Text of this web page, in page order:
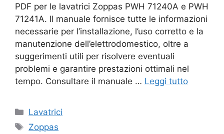
PDF per le lavatrici Zoppas PWH 71240A e PWH
71241A. Il manuale fornisce tutte le informazioni
necessarie per l’installazione, l’uso corretto e la
manutenzione dell’elettrodomestico, oltre a
suggerimenti utili per risolvere eventuali
problemi e garantire prestazioni ottimali nel
tempo. Consultare il manuale … Leggi tutto
Categorie
Lavatrici
Tag
Zoppas